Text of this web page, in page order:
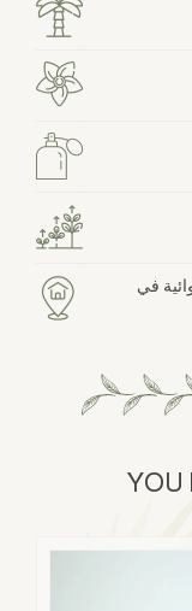
في
YOU